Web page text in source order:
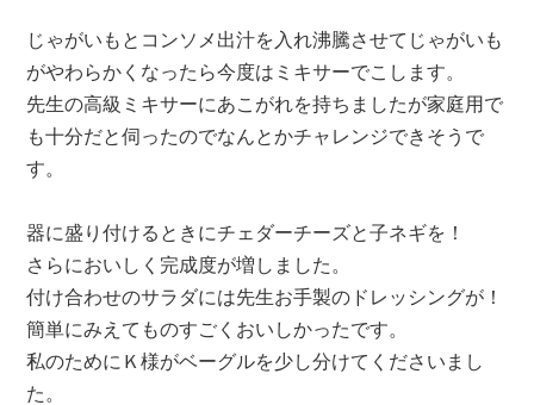
じゃがいもとコンソメ出汁を入れ沸騰させてじゃがいも
がやわらかくなったら今度はミキサーでこします。
先生の高級ミキサーにあこがれを持ちましたが家庭用で
も十分だと伺ったのでなんとかチャレンジできそうで
す。
器に盛り付けるときにチェダーチーズと子ネギを！
さらにおいしく完成度が増しました。
付け合わせのサラダには先生お手製のドレッシングが！
簡単にみえてものすごくおいしかったです。
私のためにＫ様がベーグルを少し分けてくださいまし
た。